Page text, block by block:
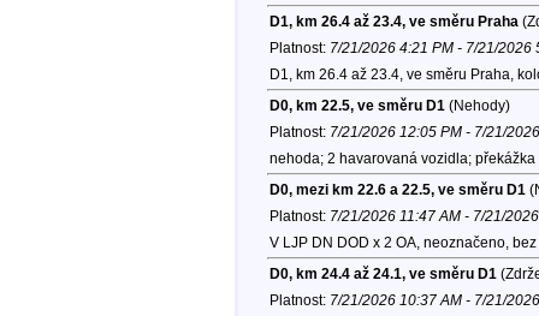
D1, km 26.4 až 23.4, ve směru Praha
Platnost: 7/21/2026 4:21 PM - 7/21/2026
D1, km 26.4 až 23.4, ve směru Praha,
D0, km 22.5, ve směru D1 (Nehody)
Platnost: 7/21/2026 12:05 PM - 7/21/
nehoda; 2 havarovaná vozidla;
D0, mezi km 22.6 a 22.5, ve směru D1
Platnost: 7/21/2026 11:47 AM - 7/21/
V LJP DN DOD x 2 OA, neoznačeno,
D0, km 24.4 až 24.1, ve směru D1
Platnost: 7/21/2026 10:37 AM - 7/21/